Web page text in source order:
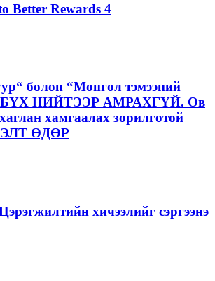
Better Rewards 4
болон “Монгол тэмээний
БҮХ НИЙТЭЭР АМРАХГҮЙ. Өв
хамгаалах зорилготой
ӨДӨР
хичээлийг сэргээнэ